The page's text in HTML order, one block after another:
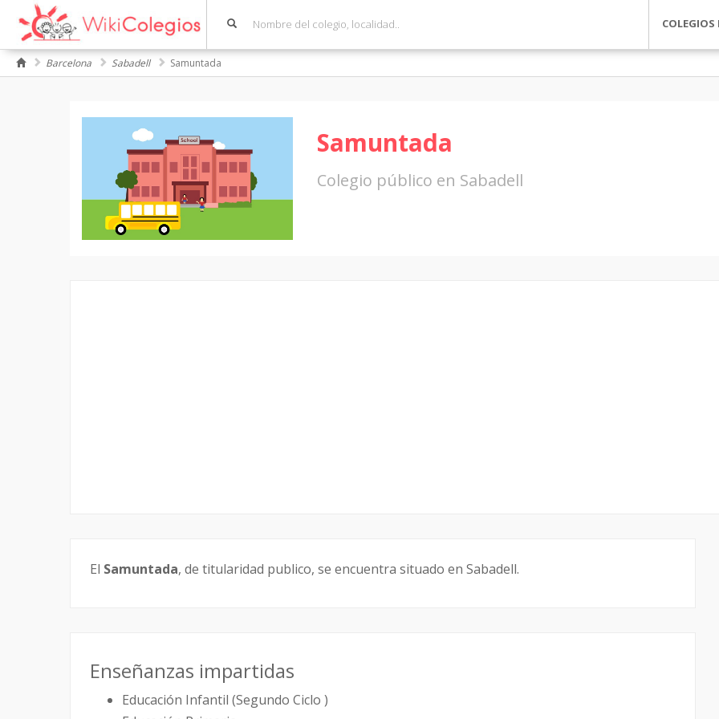
Barcelona Sabadell Samuntada
Samuntada
Colegio público en Sabadell
El Samuntada, de titularidad publico, se encuentra situado en Sabadell.
Enseñanzas impartidas
Educación Infantil (Segundo Ciclo )